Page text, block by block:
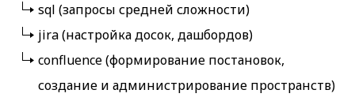
sql (запросы средней сложности)
jira (настройка досок, дашбордов)
confluence (формирование постановок,
создание и администрирование пространств)